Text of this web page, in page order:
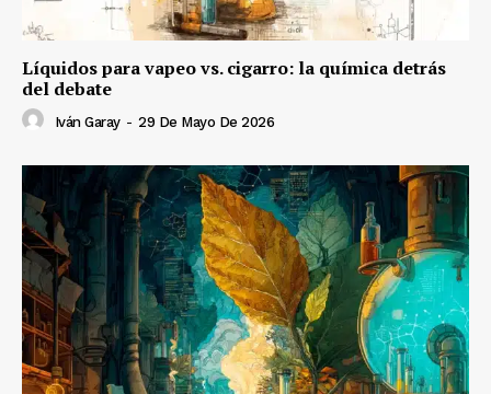
Líquidos para vapeo vs. cigarro: la química detrás
del debate
Iván Garay - 29 De Mayo De 2026